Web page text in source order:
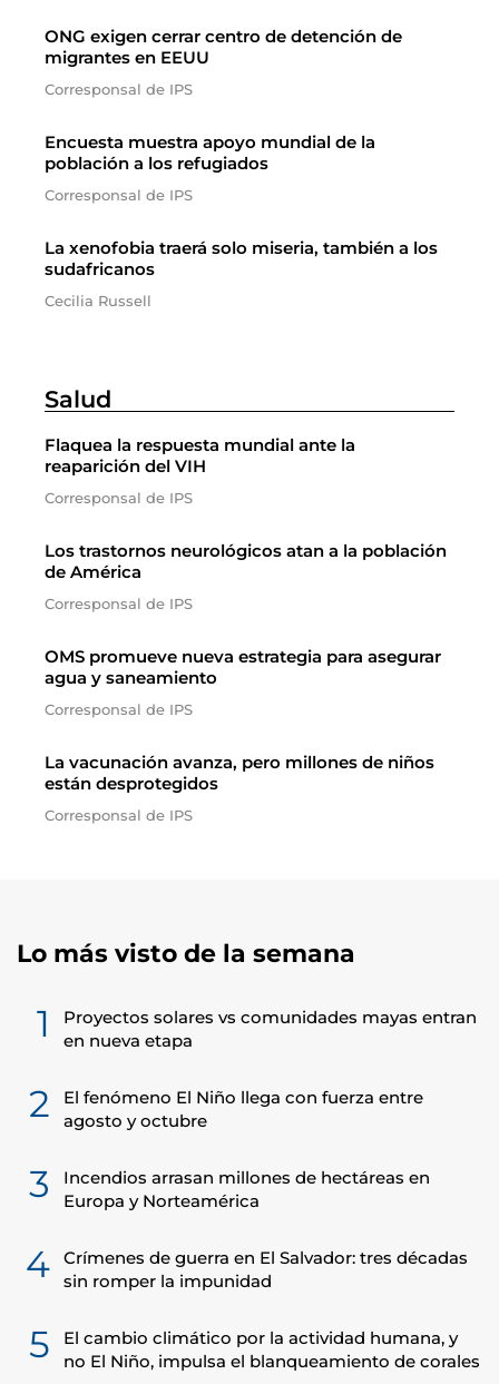
ONG exigen cerrar centro de detención de
migrantes en EEUU
Corresponsal de IPS
Encuesta muestra apoyo mundial de la
población a los refugiados
Corresponsal de IPS
La xenofobia traerá solo miseria, también a los
sudafricanos
Cecilia Russell
Salud
Flaquea la respuesta mundial ante la
reaparición del VIH
Corresponsal de IPS
Los trastornos neurológicos atan a la población
de América
Corresponsal de IPS
OMS promueve nueva estrategia para asegurar
agua y saneamiento
Corresponsal de IPS
La vacunación avanza, pero millones de niños
están desprotegidos
Corresponsal de IPS
Lo más visto de la semana
1
Proyectos solares vs comunidades mayas entran
en nueva etapa
2
El fenómeno El Niño llega con fuerza entre
agosto y octubre
3
Incendios arrasan millones de hectáreas en
Europa y Norteamérica
4
Crímenes de guerra en El Salvador: tres décadas
sin romper la impunidad
5
El cambio climático por la actividad humana, y
no El Niño, impulsa el blanqueamiento de corales